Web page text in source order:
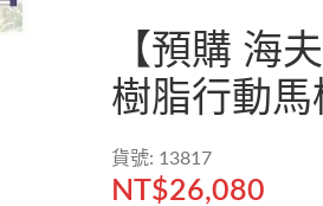
【預購 海
樹脂行動
貨號: 13817
NT$26,080